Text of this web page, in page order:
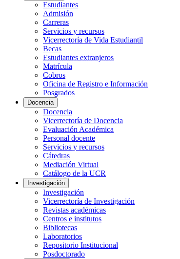
Estudiantes
Admisión
Carreras
Servicios y recursos
Vicerrectoría de Vida Estudiantil
Becas
Estudiantes extranjeros
Matrícula
Cobros
Oficina de Registro e Información
Posgrados
Docencia
Docencia
Vicerrectoría de Docencia
Evaluación Académica
Personal docente
Servicios y recursos
Cátedras
Mediación Virtual
Catálogo de la UCR
Investigación
Investigación
Vicerrectoría de Investigación
Revistas académicas
Centros e institutos
Bibliotecas
Laboratorios
Repositorio Institucional
Posdoctorado